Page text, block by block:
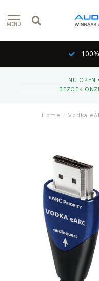
MENU
NU OPEN
BEZOEK
Home / Vodka